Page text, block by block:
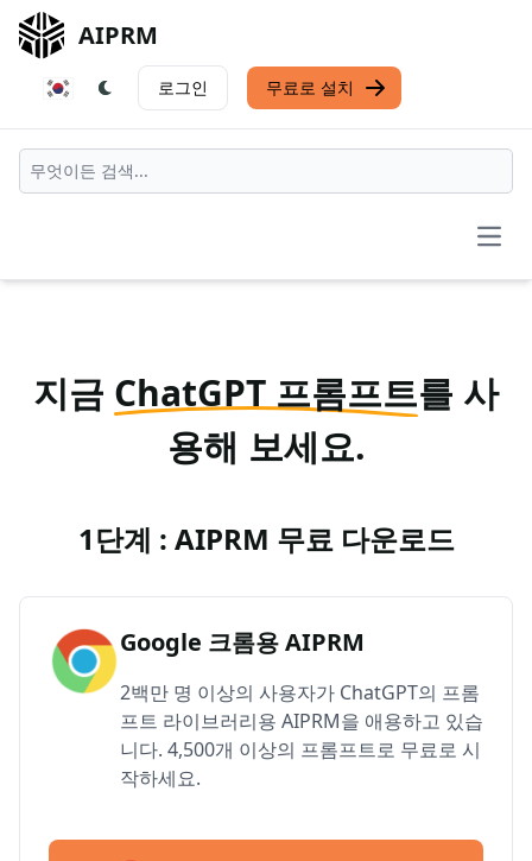
AIPRM
로그인 무료로 설치
지금 ChatGPT 프롬프트를 사
용해 보세요.
1단계 : AIPRM 무료 다운로드
Google 크롬용 AIPRM
2백만 명 이상의 사용자가 ChatGPT의 프롬
프트 라이브러리용 AIPRM을 애용하고 있습
니다. 4,500개 이상의 프롬프트로 무료로 시
작하세요.